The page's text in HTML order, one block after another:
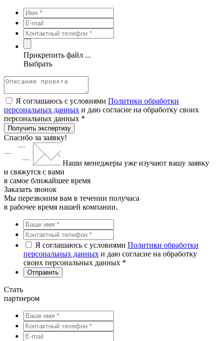
Прикрепить файл ...
Выбрать
Я соглашаюсь с условиями Политики обработки
персональных данных и даю согласие на обработку своих
персональных данных *
Получить экспертизу
Спасибо за заявку!
Наши менеджеры уже изучают вашу заявку
и свяжутся с вами
в самое ближайшее время
Заказать звонок
Мы перезвоним вам в течении получаса
в рабочее время нашей компании.
Я соглашаюсь с условиями Политики обработки
персональных данных и даю согласие на обработку
своих персональных данных *
Стать
партнером